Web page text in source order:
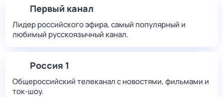
Первый канал
Лидер российского эфира, самый популярный и
любимый русскоязычный канал.
Россия 1
Общероссийский телеканал с новостями, фильмами и
ток-шоу.